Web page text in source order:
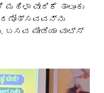
ವೇದಿಕೆ ತಾಲೂಕು
ಬಸವ ಮೀಡಿಯಾ ವಾಟ್ಸ್